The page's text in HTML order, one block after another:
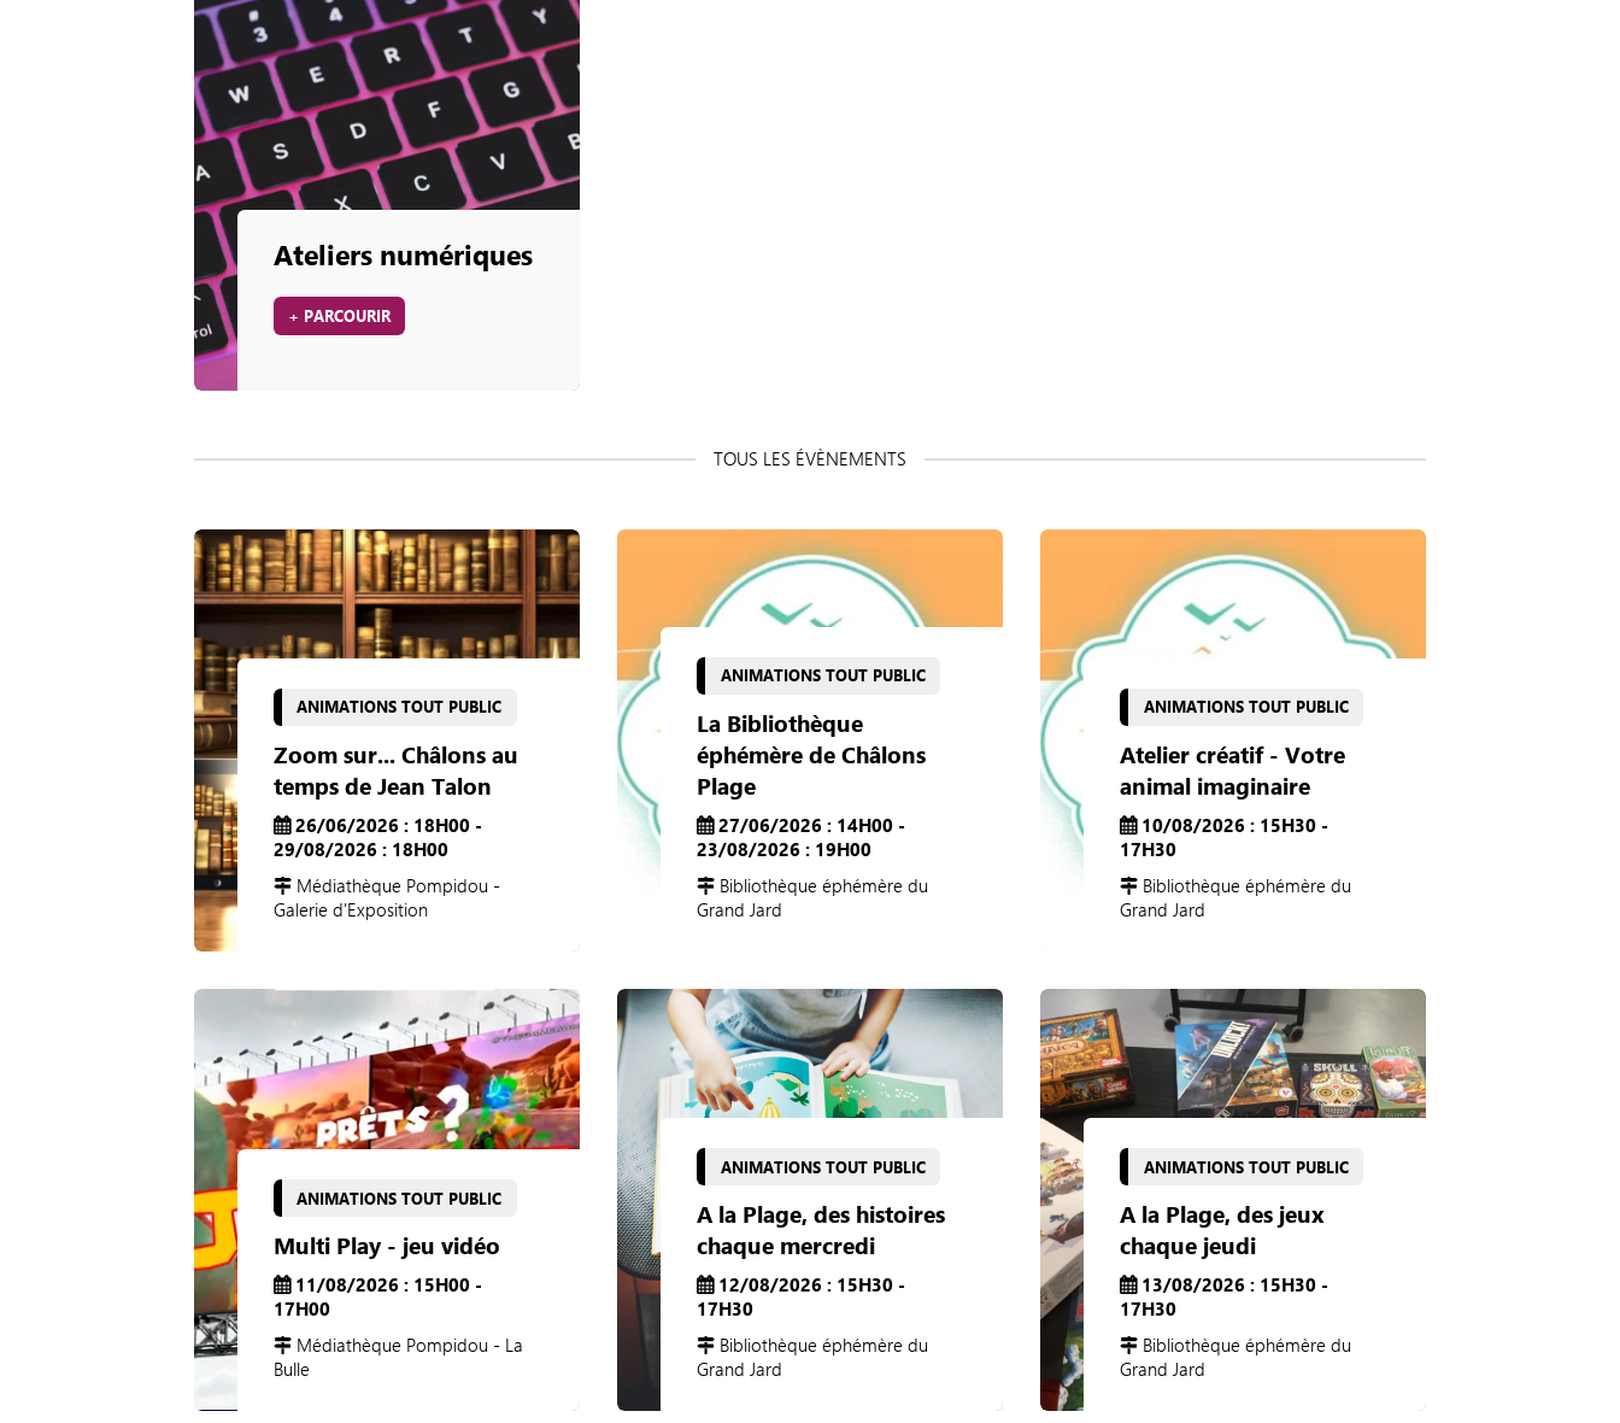
Ateliers numériques
+ PARCOURIR
ANIMATIONS TOUT PUBLIC
Zoom sur... Châlons au
temps de Jean Talon
26/06/2026 : 18H00 -
29/08/2026 : 18H00
Médiathèque Pompidou -
Galerie d'Exposition
ANIMATIONS TOUT PUBLIC
La Bibliothèque
éphémère de Châlons
Plage
27/06/2026 : 14H00 -
23/08/2026 : 19H00
Bibliothèque éphémère du
Grand Jard
ANIMATIONS TOUT PUBLIC
Atelier créatif - Votre
animal imaginaire
10/08/2026 : 15H30 -
17H30
Bibliothèque éphémère du
Grand Jard
ANIMATIONS TOUT PUBLIC
Multi Play - jeu vidéo
11/08/2026 : 15H00 -
17H00
Médiathèque Pompidou - La
Bulle
ANIMATIONS TOUT PUBLIC
A la Plage, des histoires
chaque mercredi
12/08/2026 : 15H30 -
17H30
Bibliothèque éphémère du
Grand Jard
ANIMATIONS TOUT PUBLIC
A la Plage, des jeux
chaque jeudi
13/08/2026 : 15H30 -
17H30
Bibliothèque éphémère du
Grand Jard